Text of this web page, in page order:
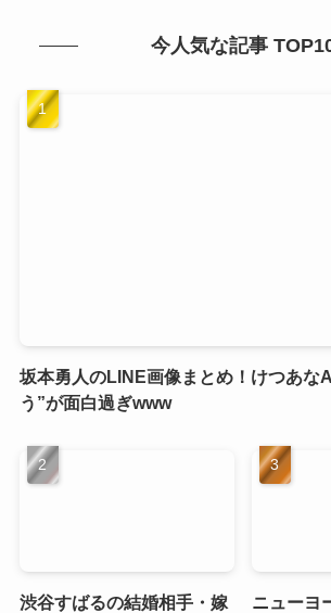
今人気な記事
坂本勇人のLINE画像まとめ！けつあな
う”が面白過ぎwww
渋谷すばるの結婚相手・嫁
ニューヨ